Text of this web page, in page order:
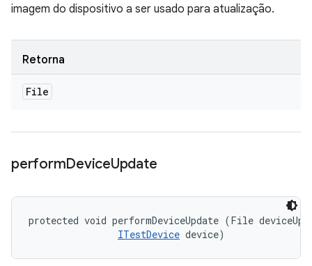
imagem do dispositivo a ser usado para atualização.
Retorna
File
performDeviceUpdate
protected void performDeviceUpdate (File
ITestDevice device)